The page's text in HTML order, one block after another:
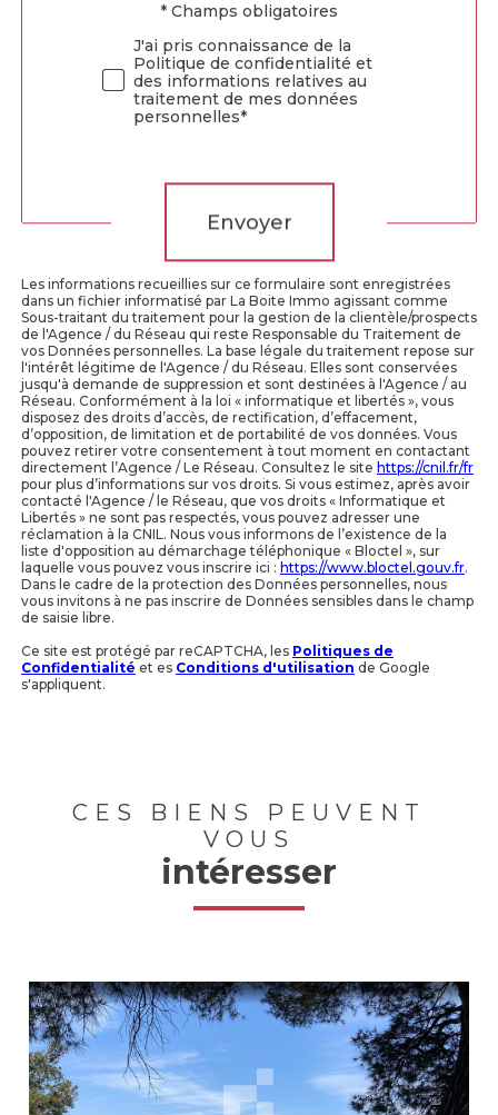
Validation* Champs obligatoires
J'ai pris connaissance de la
Politique de confidentialité et
des informations relatives au
traitement de mes données
personnelles*
Envoyer
Les informations recueillies sur ce formulaire sont enregistrées
dans un fichier informatisé par La Boite Immo agissant comme
Sous-traitant du traitement pour la gestion de la clientèle/prospects
de l'Agence / du Réseau qui reste Responsable du Traitement de
vos Données personnelles. La base légale du traitement repose sur
l'intérêt légitime de l'Agence / du Réseau. Elles sont conservées
jusqu'à demande de suppression et sont destinées à l'Agence / au
Réseau. Conformément à la loi « informatique et libertés », vous
disposez des droits d’accès, de rectification, d’effacement,
d’opposition, de limitation et de portabilité de vos données. Vous
pouvez retirer votre consentement à tout moment en contactant
directement l’Agence / Le Réseau. Consultez le site https://cnil.fr/fr
pour plus d’informations sur vos droits. Si vous estimez, après avoir
contacté l'Agence / le Réseau, que vos droits « Informatique et
Libertés » ne sont pas respectés, vous pouvez adresser une
réclamation à la CNIL. Nous vous informons de l’existence de la
liste d'opposition au démarchage téléphonique « Bloctel », sur
laquelle vous pouvez vous inscrire ici : https://www.bloctel.gouv.fr.
Dans le cadre de la protection des Données personnelles, nous
vous invitons à ne pas inscrire de Données sensibles dans le champ
de saisie libre.
Ce site est protégé par reCAPTCHA, les Politiques de
Confidentialité et es Conditions d'utilisation de Google
s'appliquent.
CES BIENS PEUVENT
VOUS
intéresser